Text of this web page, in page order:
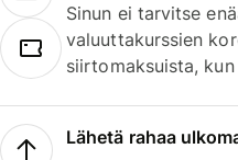
Sinun ei tarvitse
valuuttakurssien
siirtomaksuista,
Lähetä rahaa